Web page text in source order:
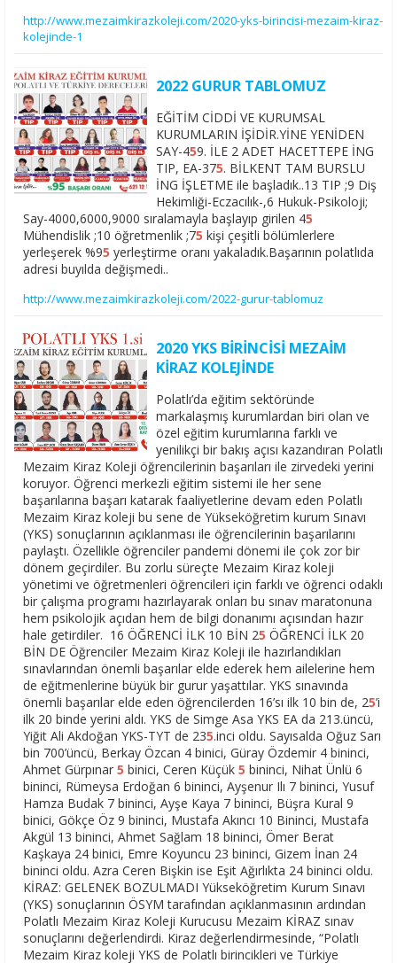
http://www.mezaimkirazkoleji.com/2020-yks-birincisi-mezaim-kiraz-
kolejinde-1
2022 GURUR TABLOMUZ
EĞİTİM CİDDİ VE KURUMSAL
KURUMLARIN İŞİDİR.YİNE YENİDEN
SAY-459. İLE 2 ADET HACETTEPE İNG
TIP, EA-375. BİLKENT TAM BURSLU
İNG İŞLETME ile başladık..13 TIP ;9 Diş
Hekimliği-Eczacılık-,6 Hukuk-Psikoloji;
Say-4000,6000,9000 sıralamayla başlayıp girilen 45
Mühendislik ;10 öğretmenlik ;75 kişi çeşitli bölümlerlere
yerleşerek %95 yerleştirme oranı yakaladık.Başarının polatlıda
adresi buyılda değişmedi..
http://www.mezaimkirazkoleji.com/2022-gurur-tablomuz
2020 YKS BİRİNCİSİ MEZAİM
KİRAZ KOLEJİNDE
Polatlı’da eğitim sektöründe
markalaşmış kurumlardan biri olan ve
özel eğitim kurumlarına farklı ve
yenilikçi bir bakış açısı kazandıran Polatlı
Mezaim Kiraz Koleji öğrencilerinin başarıları ile zirvedeki yerini
koruyor. Öğrenci merkezli eğitim sistemi ile her sene
başarılarına başarı katarak faaliyetlerine devam eden Polatlı
Mezaim Kiraz koleji bu sene de Yükseköğretim kurum Sınavı
(YKS) sonuçlarının açıklanması ile öğrencilerinin başarılarını
paylaştı. Özellikle öğrenciler pandemi dönemi ile çok zor bir
dönem geçirdiler. Bu zorlu süreçte Mezaim Kiraz koleji
yönetimi ve öğretmenleri öğrencileri için farklı ve öğrenci odaklı
bir çalışma programı hazırlayarak onları bu sınav maratonuna
hem psikolojik açıdan hem de bilgi donanımı açısından hazır
hale getirdiler. 16 ÖĞRENCİ İLK 10 BİN 25 ÖĞRENCİ İLK 20
BİN DE Öğrenciler Mezaim Kiraz Koleji ile hazırlandıkları
sınavlarından önemli başarılar elde ederek hem ailelerine hem
de eğitmenlerine büyük bir gurur yaşattılar. YKS sınavında
önemli başarılar elde eden öğrencilerden 16’sı ilk 10 bin de, 25’i
ilk 20 binde yerini aldı. YKS de Simge Asa YKS EA da 213.üncü,
Yiğit Ali Akdoğan YKS-TYT de 235.inci oldu. Sayısalda Oğuz Sarı
bin 700’üncü, Berkay Özcan 4 binici, Güray Özdemir 4 bininci,
Ahmet Gürpınar 5 binici, Ceren Küçük 5 bininci, Nihat Ünlü 6
bininci, Rümeysa Erdoğan 6 bininci, Ayşenur Ilı 7 bininci, Yusuf
Hamza Budak 7 bininci, Ayşe Kaya 7 bininci, Büşra Kural 9
binici, Gökçe Öz 9 bininci, Mustafa Akıncı 10 Bininci, Mustafa
Akgül 13 bininci, Ahmet Sağlam 18 bininci, Ömer Berat
Kaşkaya 24 binici, Emre Koyuncu 23 bininci, Gizem İnan 24
bininci oldu. Azra Ceren Bişkin ise Eşit Ağırlıkta 24 bininci oldu.
KİRAZ: GELENEK BOZULMADI Yükseköğretim Kurum Sınavı
(YKS) sonuçlarının ÖSYM tarafından açıklanmasının ardından
Polatlı Mezaim Kiraz Koleji Kurucusu Mezaim KİRAZ sınav
sonuçlarını değerlendirdi. Kiraz değerlendirmesinde, “Polatlı
Mezaim Kiraz koleji YKS de Polatlı birincikleri ve Türkiye